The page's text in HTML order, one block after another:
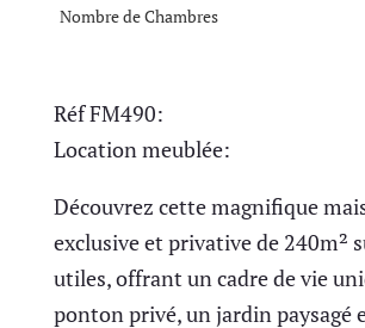
Nombre de Chambres
Réf FM490:
Location meublée:
Découvrez cette magnifique
exclusive et privative de 240m²
utiles, offrant un cadre de vie
ponton privé, un jardin paysagé